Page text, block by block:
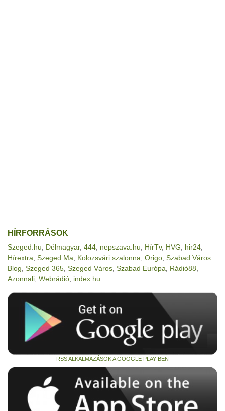
HÍRFORRÁSOK
Szeged.hu Délmagyar, 444 nepszava.hu HírTv, HVG hir24
Hírextra Szeged Ma Kolozsvári szalonna Origo Szabad Város
Blog Szeged 365 Szeged Város Szabad Európa Rádió88
Azonnali Webrádió index.hu
RSS ALKALMAZÁSOK A GOOGLE PLAY-BEN